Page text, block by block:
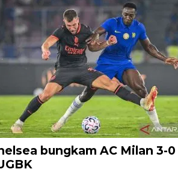
bungkam AC Milan 3-